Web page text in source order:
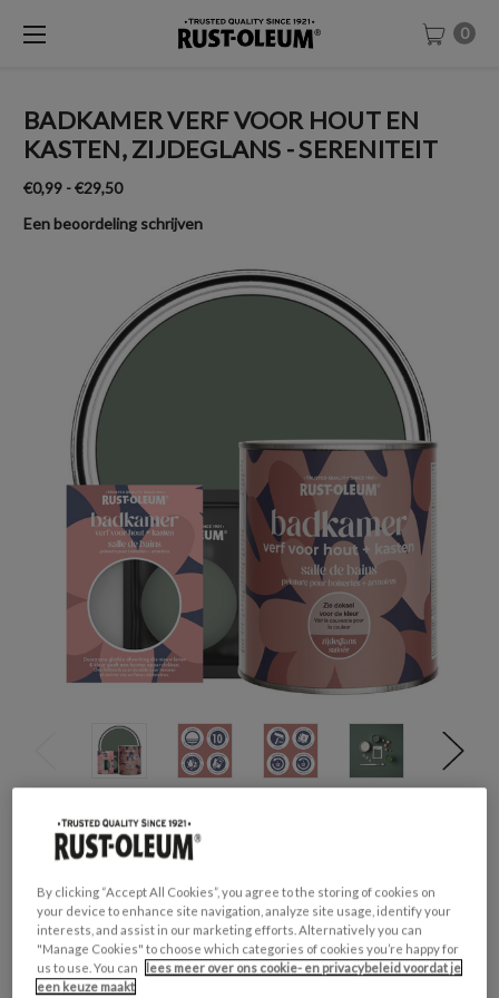
0
BADKAMER VERF VOOR HOUT EN
KASTEN, ZIJDEGLANS - SERENITEIT
€0,99 - €29,50
Een beoordeling schrijven
Productveiligheid
Waarschuwing
veroorzaken.
H412 - Schadelijk voor in het water levende
organismen, met langdurige gevolgen.
By clicking “Accept All Cookies”, you agree to the storing of cookies on
your device to enhance site navigation, analyze site usage, identify your
interests, and assist in our marketing efforts. Alternatively you can
"Manage Cookies" to choose which categories of cookies you’re happy for
us to use. You can
lees meer over ons cookie- en privacybeleid voordat je
een keuze maakt